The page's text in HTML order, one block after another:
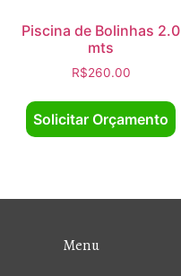
Piscina de Bolinhas 2.0
mts
R$260.00
Solicitar Orçamento
Menu